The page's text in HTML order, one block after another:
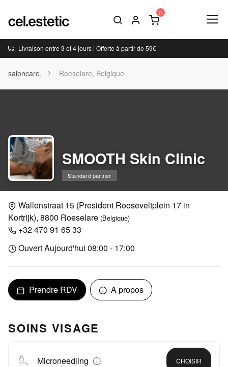
Livraison entre 3 et 4 jours | Offerte à partir de 59€
saloncare. Roeselare, Belgique
SMOOTH Skin Clinic
Standard partner
Wallenstraat 15 (President Rooseveltplein 17 in
Kortrijk), 8800 Roeselare (Belgique)
+32 470 91 65 33
Ouvert Aujourd'hui 08:00 - 17:00
Prendre RDV A propos
SOINS VISAGE
Microneedling CHOISIR